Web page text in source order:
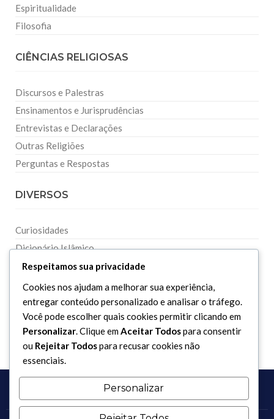
Espiritualidade
Filosofia
CIÊNCIAS RELIGIOSAS
Discursos e Palestras
Ensinamentos e Jurisprudências
Entrevistas e Declarações
Outras Religiões
Perguntas e Respostas
DIVERSOS
Curiosidades
Dicionário Islâmico
Downloads
Respeitamos sua privacidade
Cookies nos ajudam a melhorar sua experiência,
entregar conteúdo personalizado e analisar o tráfego.
Você pode escolher quais cookies permitir clicando em
Personalizar. Clique emAceitar Todospara consentir
ou Rejeitar Todospara recusar cookies não
essenciais.
Personalizar